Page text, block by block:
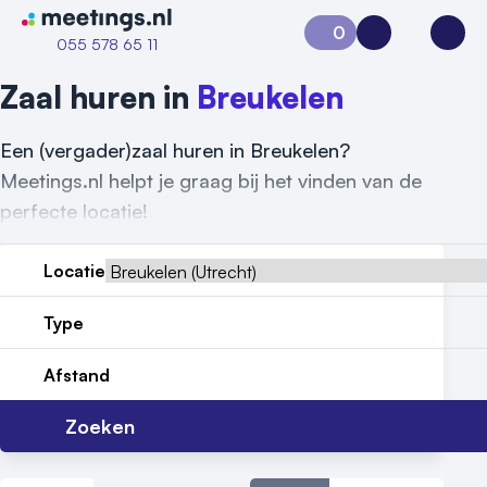
Naar home van Meetings
055 578 65 11
Vraag locatie aan
0
Aanvraag 0Inloggen
Zaal huren in Breukelen
Een (vergader)zaal huren in Breukelen?
Meetings.nl helpt je graag bij het vinden van de
perfecte locatie!
Locatie
Type
Afstand
Zoeken